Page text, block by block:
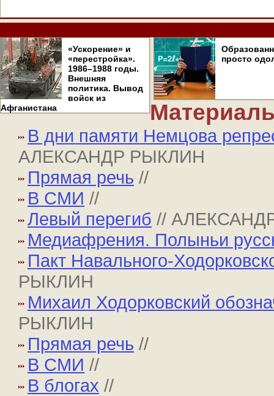
«Ускорение» и
«перестройка».
1986–1988 годы.
Внешняя
политика. Вывод
войск из
Афганистана
просто
В дни памяти Немцова
АЛЕКСАНДР РЫКЛИН
Прямая речь //
В СМИ //
Левый перегиб //
Медиафрения. Полыньи
Пакт Навального-
РЫКЛИН
Михаил Ходорковский
РЫКЛИН
Прямая речь //
В СМИ //
В блогах //